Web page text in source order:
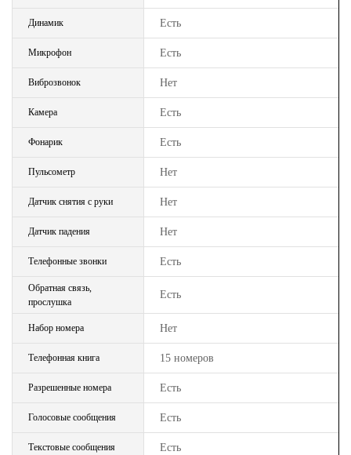
Динамик Есть
Микрофон Есть
Виброзвонок Нет
Камера Есть
Фонарик Есть
Пульсометр Нет
Датчик снятия с руки Нет
Датчик падения Нет
Телефонные звонки Есть
Обратная связь,
прослушка
Есть
Набор номера Нет
Телефонная книга 15 номеров
Разрешенные номера Есть
Голосовые сообщения Есть
Текстовые сообщения Есть